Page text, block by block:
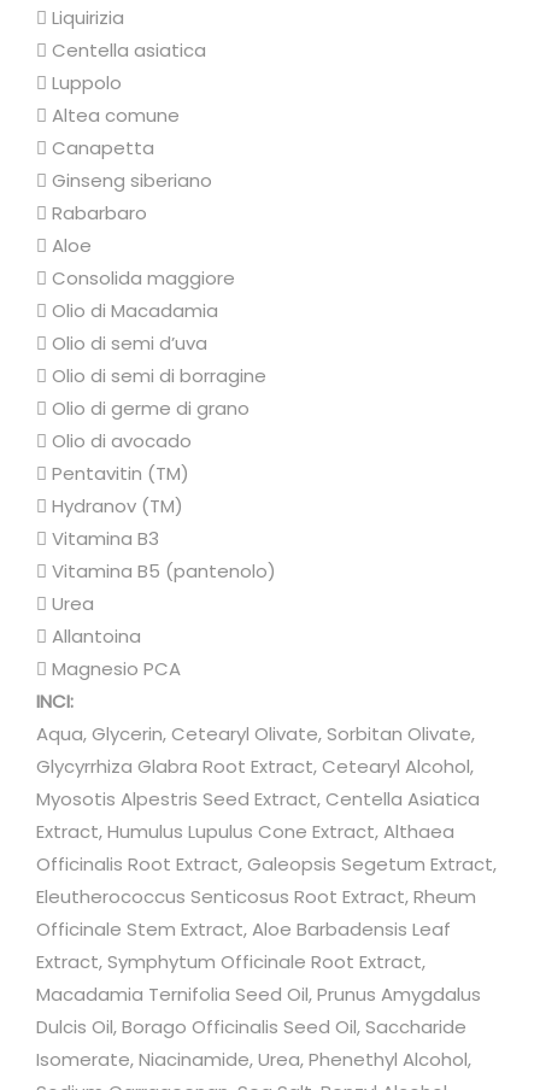
l
l
e
"
q
u
a
n
t
i
t
à
 Liquirizia
 Centella asiatica
 Luppolo
 Altea comune
 Canapetta
 Ginseng siberiano
 Rabarbaro
 Aloe
 Consolida maggiore
 Olio di Macadamia
 Olio di semi d’uva
 Olio di semi di borragine
 Olio di germe di grano
 Olio di avocado
 Pentavitin (TM)
 Hydranov (TM)
 Vitamina B3
 Vitamina B5 (pantenolo)
 Urea
 Allantoina
 Magnesio PCA
INCI:
Aqua, Glycerin, Cetearyl Olivate, Sorbitan Olivate,
Glycyrrhiza Glabra Root Extract, Cetearyl Alcohol,
Myosotis Alpestris Seed Extract, Centella Asiatica
Extract, Humulus Lupulus Cone Extract, Althaea
Officinalis Root Extract, Galeopsis Segetum Extract,
Eleutherococcus Senticosus Root Extract, Rheum
Officinale Stem Extract, Aloe Barbadensis Leaf
Extract, Symphytum Officinale Root Extract,
Macadamia Ternifolia Seed Oil, Prunus Amygdalus
Dulcis Oil, Borago Officinalis Seed Oil, Saccharide
Isomerate, Niacinamide, Urea, Phenethyl Alcohol,